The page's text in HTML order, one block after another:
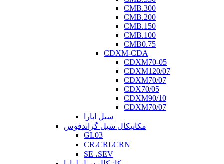
CMB.300
CMB.200
CMB.150
CMB.100
CMB0.75
CDXM-CDA
CDXM70-05
CDXM120/07
CDXM70/07
CDX70/05
CDXM90/10
CDXM70/07
سیل ابارا
مکانیکال سیل گراندفوس
GL03
CR،CRI،CRN
SE ،SEV